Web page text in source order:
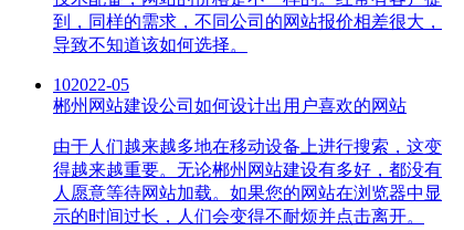
到，同样的需求，不同公司的网站报价相差很大，
导致不知道该如何选择。
102022-05
郴州网站建设公司如何设计出用户喜欢的网站
由于人们越来越多地在移动设备上进行搜索，这变
得越来越重要。无论郴州网站建设有多好，都没有
人愿意等待网站加载。如果您的网站在浏览器中显
示的时间过长，人们会变得不耐烦并点击离开。